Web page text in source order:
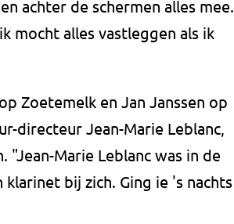
achter de schermen alles mee.
mocht alles vastleggen als ik
Zoetemelk en Jan Janssen op
directeur Jean-Marie Leblanc,
Marie Leblanc was in de
bij zich. Ging ie 's nachts